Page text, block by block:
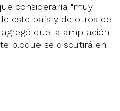
consideraría "muy
este país y de otros de
que la ampliación
bloque se discutirá en